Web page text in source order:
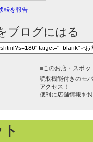
転を報告
ブログにはる
■このお店・スポッ
読取機能付きのモ
アクセス！
便利に店舗情報を